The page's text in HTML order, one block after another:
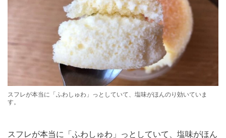
スフレが本当に「ふわしゅわ」っとしていて、塩味がほんのり効いていま
す。
スフレが本当に「ふわしゅわ」っとしていて、塩味がほん